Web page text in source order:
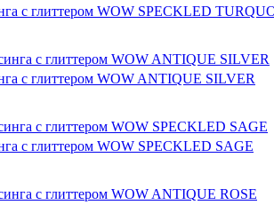
с глиттером WOW SPECKLED
с глиттером WOW ANTIQUE SILVER
с глиттером WOW SPECKLED SAGE